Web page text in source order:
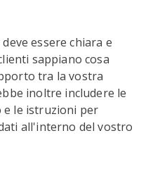
essere chiara e
sappiano cosa
tra la vostra
inoltre includere le
e le istruzioni per
all'interno del vostro